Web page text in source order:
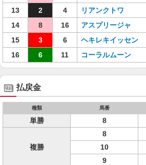
13
2 4 リアンクトワ
14
8 16 アスプリージャ
15
3 6 ヘキレキイッセン
16
6 11 コーラルムーン
払戻金
種類 馬番
単勝 8
複勝
8
10
9